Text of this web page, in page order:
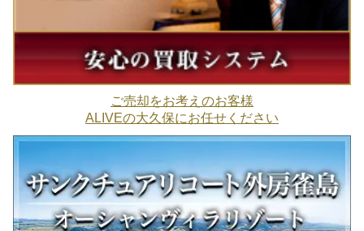
ご売却をお考えのお客様
ALIVEの大久保にお任せください